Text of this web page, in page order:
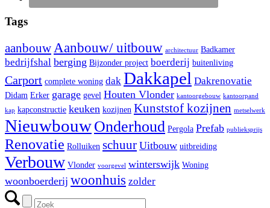
Tags
aanbouw Aanbouw/ uitbouw architectuur Badkamer
bedrijfshal berging Bijzonder project boerderij buitenliving
Carport complete woning dak Dakkapel Dakrenovatie
Didam Erker garage gevel Houten Vlonder kantoorgebouw kantoorpand
kap kapconstructie keuken kozijnen Kunststof kozijnen metselwerk
NieuwbouwOnderhoud Pergola Prefab publieksprijs
Renovatie Rolluiken schuur Uitbouw uitbreiding
Verbouw Vlonder voorgevel winterswijk Woning
woonboerderij woonhuis zolder